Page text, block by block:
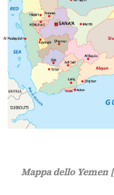
Mappa dello